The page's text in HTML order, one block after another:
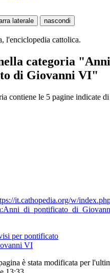
laterale nascondi
l'enciclopedia cattolica.
categoria
di Giovanni VI"
contiene le 5 pagine indicate
it.cathopedia.org/w/
per pontificato
VI
è stata modificata per